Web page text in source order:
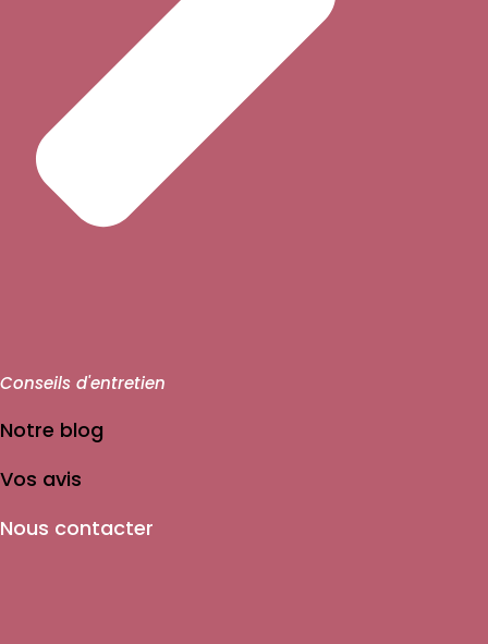
Conseils d'entretien
Notre blog
Vos avis
Nous contacter